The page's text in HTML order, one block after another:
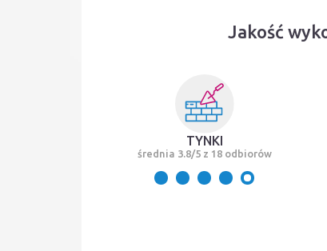
Jakość
TYNKI
średnia 3.8/5 z 18 odbiorów